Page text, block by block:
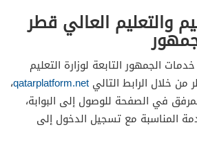
والتعليم العالي قطر
الجمهور التابعة لوزارة التعليم
خلال الرابط التالي qatarplatform.net،
في الصفحة للوصول إلى البوابة،
المناسبة مع تسجيل الدخول إلى